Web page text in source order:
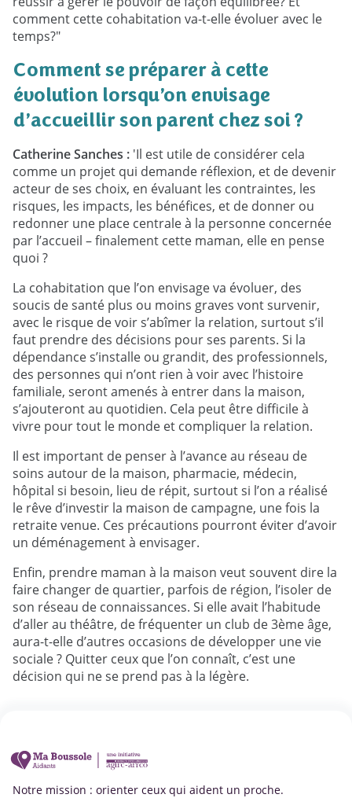
comment cette cohabitation va-t-elle évoluer avec le
temps?"
Comment se préparer à cette
évolution lorsqu’on envisage
d’accueillir son parent chez soi ?
Catherine Sanches : 'Il est utile de considérer cela
comme un projet qui demande réflexion, et de devenir
acteur de ses choix, en évaluant les contraintes, les
risques, les impacts, les bénéfices, et de donner ou
redonner une place centrale à la personne concernée
par l’accueil – finalement cette maman, elle en pense
quoi ?
La cohabitation que l’on envisage va évoluer, des
soucis de santé plus ou moins graves vont survenir,
avec le risque de voir s’abîmer la relation, surtout s’il
faut prendre des décisions pour ses parents. Si la
dépendance s’installe ou grandit, des professionnels,
des personnes qui n’ont rien à voir avec l’histoire
familiale, seront amenés à entrer dans la maison,
s’ajouteront au quotidien. Cela peut être difficile à
vivre pour tout le monde et compliquer la relation.
Il est important de penser à l’avance au réseau de
soins autour de la maison, pharmacie, médecin,
hôpital si besoin, lieu de répit, surtout si l’on a réalisé
le rêve d’investir la maison de campagne, une fois la
retraite venue. Ces précautions pourront éviter d’avoir
un déménagement à envisager.
Enfin, prendre maman à la maison veut souvent dire la
faire changer de quartier, parfois de région, l’isoler de
son réseau de connaissances. Si elle avait l’habitude
d’aller au théâtre, de fréquenter un club de 3ème âge,
aura-t-elle d’autres occasions de développer une vie
sociale ? Quitter ceux que l’on connaît, c’est une
décision qui ne se prend pas à la légère.
Notre mission : orienter ceux qui aident un proche.